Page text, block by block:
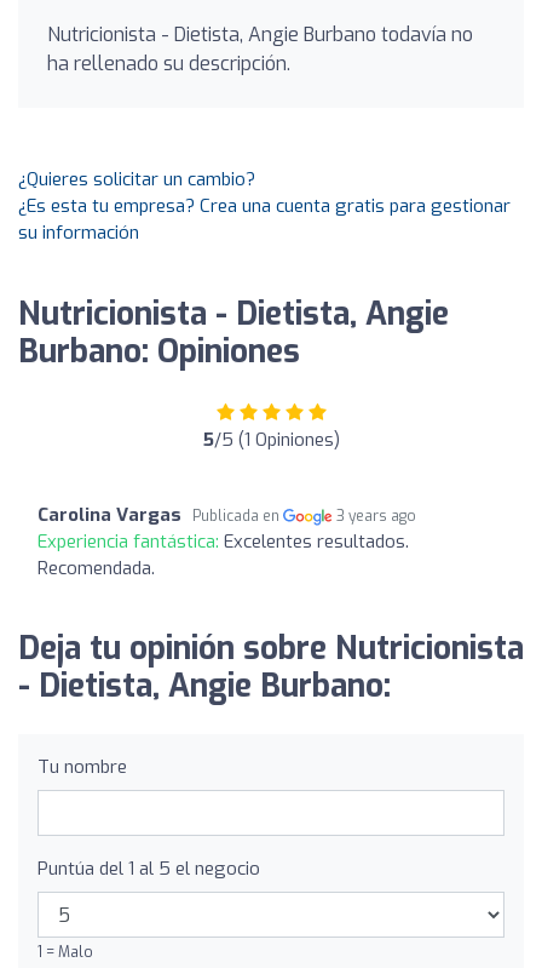
Nutricionista - Dietista, Angie Burbano todavía no
ha rellenado su descripción.
¿Quieres solicitar un cambio?
¿Es esta tu empresa? Crea una cuenta gratis para gestionar
su información
Nutricionista - Dietista, Angie
Burbano: Opiniones
5/5 (1 Opiniones)
Carolina Vargas Publicada en 3 years ago
Experiencia fantástica: Excelentes resultados.
Recomendada.
Deja tu opinión sobre Nutricionista
- Dietista, Angie Burbano:
Tu nombre
Puntúa del 1 al 5 el negocio
1 = Malo